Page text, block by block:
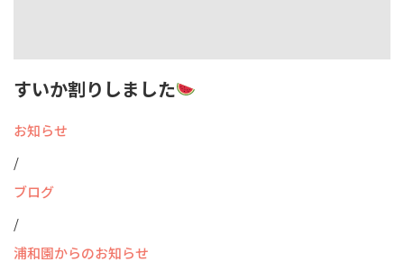
すいか割りしました
お知らせ
/
ブログ
/
浦和園からのお知らせ